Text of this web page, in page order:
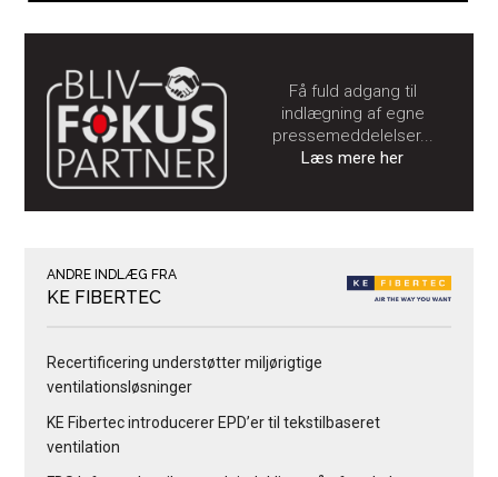
Få fuld adgang til
indlægning af egne
pressemeddelelser...
Læs mere her
ANDRE INDLÆG FRA
KE FIBERTEC
Recertificering understøtter miljørigtige
ventilationsløsninger
KE Fibertec introducerer EPD’er til tekstilbaseret
ventilation